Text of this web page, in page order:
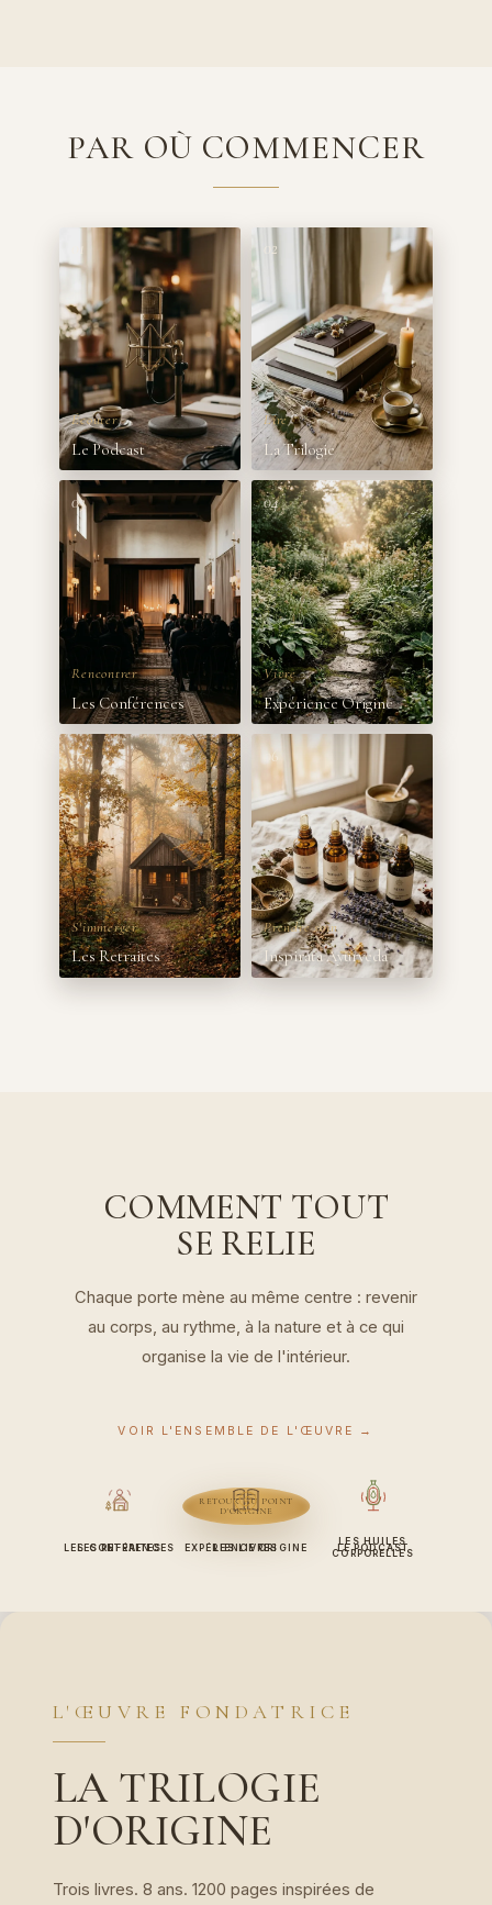
PAR OÙ COMMENCER
Écouter
02
Lire
03
Rencontrer
04
Vivre
05
S'immerger
06
Prendre soin
COMMENT TOUT
SE RELIE
Chaque porte mène au même centre : revenir
au corps, au rythme, à la nature et à ce qui
organise la vie de l'intérieur.
VOIR L'ENSEMBLE DE L'ŒUVRE →
RETOUR AU POINT
D'ORIGINE
LES LIVRES LE PODCAST
LES HUILES
CORPORELLES
EXPÉRIENCE ORIGINE
LES CONFÉRENCES
LES RETRAITES
L'ŒUVRE FONDATRICE
LA TRILOGIE
D'ORIGINE
Trois livres. 8 ans. 1200 pages inspirées de